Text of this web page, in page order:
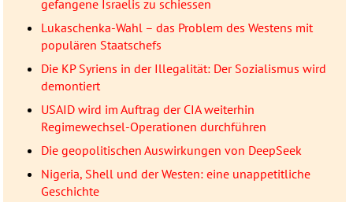
gefangene Israelis zu schiessen
Lukaschenka-Wahl – das Problem des Westens mit
populären Staatschefs
Die KP Syriens in der Illegalität: Der Sozialismus wird
demontiert
USAID wird im Auftrag der CIA weiterhin
Regimewechsel-Operationen durchführen
Die geopolitischen Auswirkungen von DeepSeek
Nigeria, Shell und der Westen: eine unappetitliche
Geschichte